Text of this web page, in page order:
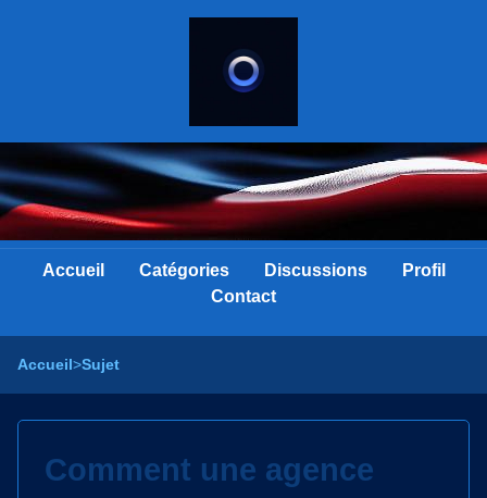
Accueil Catégories Discussions
Profil
Contact
Accueil>Sujet
Comment une agence